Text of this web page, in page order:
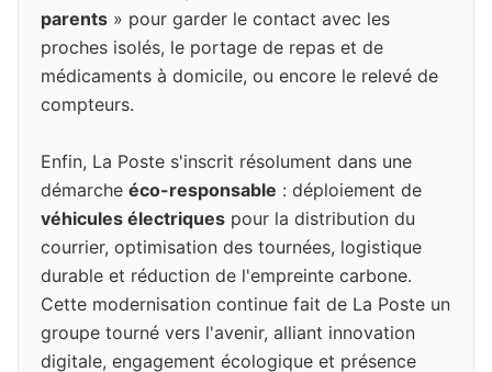
parents » pour garder le contact avec les
proches isolés, le portage de repas et de
médicaments à domicile, ou encore le relevé de
compteurs.
Enfin, La Poste s'inscrit résolument dans une
démarche éco-responsable : déploiement de
véhicules électriques pour la distribution du
courrier, optimisation des tournées, logistique
durable et réduction de l'empreinte carbone.
Cette modernisation continue fait de La Poste un
groupe tourné vers l'avenir, alliant innovation
digitale, engagement écologique et présence